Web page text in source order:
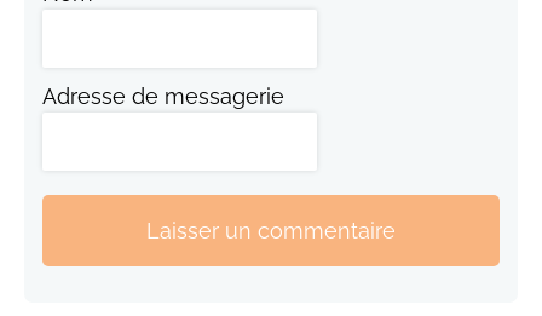
Adresse de messagerie
Laisser un commentaire